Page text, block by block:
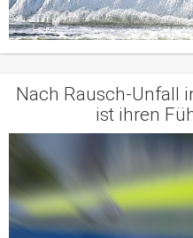
Nach Rausch-Unfall
ist ihren